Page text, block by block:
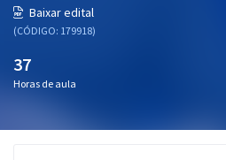
Baixar edital
(CÓDIGO: 179918)
37
Horas de aula